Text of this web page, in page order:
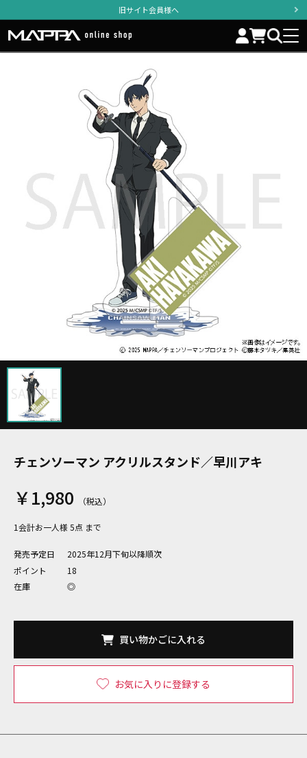
旧サイト会員様へ
チェンソーマン アクリルスタンド／早川アキ
￥1,980
1会計お一人様 5点 まで
発売予定日
2025年12月下旬以降順次
ポイント
18
在庫
◎
買い物かごに入れる
お気に入りに登録する